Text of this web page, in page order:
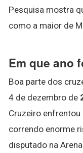
Pesquisa mostra
como a maior de
Em que ano
Boa parte dos
4 de dezembro de
Cruzeiro
correndo enorme
disputado na